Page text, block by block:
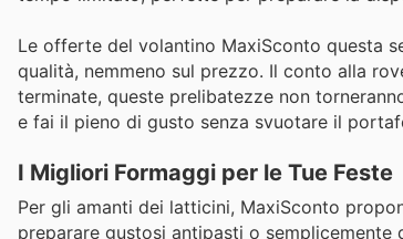
Le offerte del volantino MaxiSconto questa
qualità, nemmeno sul prezzo. Il conto alla
terminate, queste prelibatezze non
e fai il pieno di gusto senza svuotare il
I Migliori Formaggi per le Tue Feste
Per gli amanti dei latticini, MaxiSconto
preparare gustosi antipasti o